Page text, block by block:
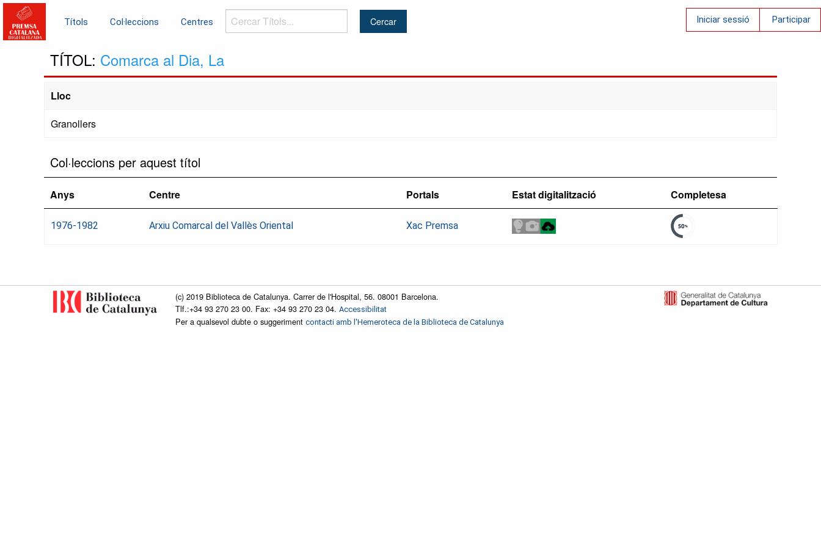
Títols Col·leccions Centres
Cercar
Títols...
Iniciar sessió Participar
TÍTOL: Comarca al Dia, La
Lloc
Granollers
Col·leccions per aquest títol
Anys Centre Portals Estat digitalització Completesa
1976-1982 Arxiu Comarcal del Vallès Oriental Xac Premsa
(c) 2019 Biblioteca de Catalunya. Carrer de l'Hospital, 56. 08001 Barcelona.
Tlf.:+34 93 270 23 00. Fax: +34 93 270 23 04. Accessibilitat
Per a qualsevol dubte o suggeriment contacti amb l'Hemeroteca de la Biblioteca de Catalunya